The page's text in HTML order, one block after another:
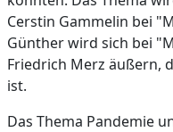
Cerstin Gammelin bei
Günther wird sich bei
Friedrich Merz äußern,
ist.
Das Thema Pandemie